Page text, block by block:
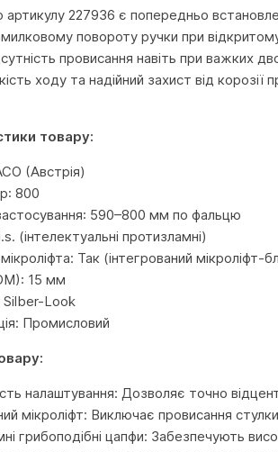
227936 є попередньо
повороту ручки при
провисання навіть при
ходу та надійний захист від
товару:
(Австрія)
800
590–800 мм по фальцю
(інтелектуальні протизламні)
Так (інтегрований мікроліфт-
15 мм
Silber-Look
Промисловий
налаштування: Дозволяє точно
мікроліфт: Виключає провисання
грибоподібні цапфи: Забезпечують